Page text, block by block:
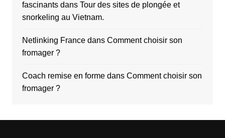
fascinantsdans Tour des sites de plongée et
snorkeling au Vietnam.
Netlinking Francedans Comment choisir son
fromager ?
Coach remise en formedans Comment choisir son
fromager ?